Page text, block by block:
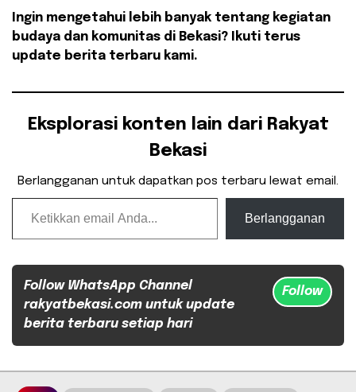
Ingin mengetahui lebih banyak tentang kegiatan
budaya dan komunitas di Bekasi? Ikuti terus
update berita terbaru kami.
Eksplorasi konten lain dari Rakyat
Bekasi
Berlangganan untuk dapatkan pos terbaru lewat email.
Ketikkan email Anda...
Berlangganan
Follow WhatsApp Channel
rakyatbekasi.com untuk update
berita terbaru setiap hari
Follow